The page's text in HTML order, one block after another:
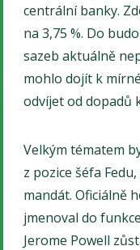
centrální banky.
na 3,75 %. Do
sazeb aktuálně
mohlo dojít k
odvíjet od dopadů
Velkým tématem
z pozice šéfa
mandát. Oficiálně
jmenoval do
Jerome Powell